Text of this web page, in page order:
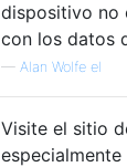
dispositivo no
con los datos
— Alan Wolfe el
Visite el sitio